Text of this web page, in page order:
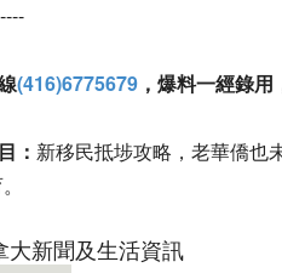
(416)6775679 ，爆料一經錄用
： 新移民抵埗攻略，老華僑也
大新聞及生活資訊